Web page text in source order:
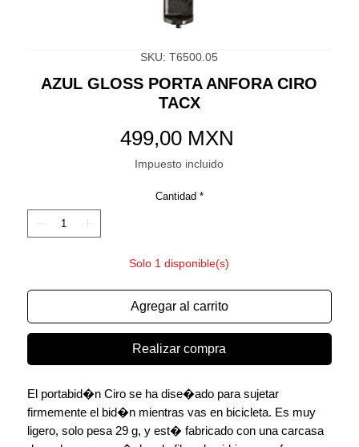
SKU: T6500.05
AZUL GLOSS PORTA ANFORA CIRO
TACX
499,00 MXN
Impuesto incluido
Cantidad *
Solo 1 disponible(s)
Agregar al carrito
Realizar compra
El portabid�n Ciro se ha dise�ado para sujetar
firmemente el bid�n mientras vas en bicicleta. Es muy
ligero, solo pesa 29 g, y est� fabricado con una carcasa